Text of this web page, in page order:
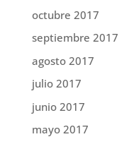
octubre 2017
septiembre 2017
agosto 2017
julio 2017
junio 2017
mayo 2017